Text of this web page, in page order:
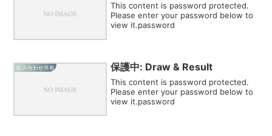
This content is password protected.
Please enter your password below to
view it.password
組み合わせ共有 保護中: Draw & Result
This content is password protected.
Please enter your password below to
view it.password